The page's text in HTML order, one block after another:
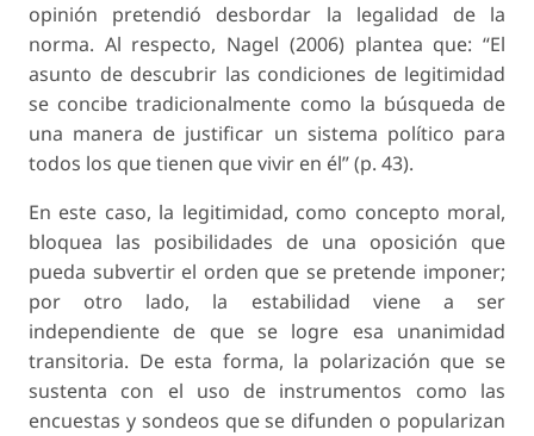
opinión pretendió desbordar la legalidad de la
norma. Al respecto, Nagel (2006) plantea que: “El
asunto de descubrir las condiciones de legitimidad
se concibe tradicionalmente como la búsqueda de
una manera de justificar un sistema político para
todos los que tienen que vivir en él” (p. 43).
En este caso, la legitimidad, como concepto moral,
bloquea las posibilidades de una oposición que
pueda subvertir el orden que se pretende imponer;
por otro lado, la estabilidad viene a ser
independiente de que se logre esa unanimidad
transitoria. De esta forma, la polarización que se
sustenta con el uso de instrumentos como las
encuestas y sondeos que se difunden o popularizan